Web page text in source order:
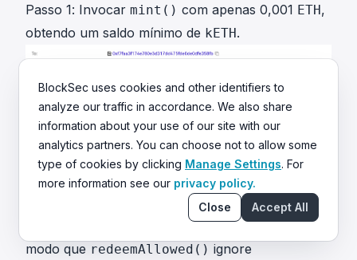
Passo 1: Invocar mint() com apenas 0,001 ETH,
obtendo um saldo mínimo de kETH.
exitMarket()para remover a
participação da conta no mercado kETH, de
modo que redeemAllowed() ignore
BlockSec uses cookies and other identifiers to
analyze our traffic in accordance. We also share
information about your use of our site with our
analytics partners. You can choose not to allow some
type of cookies by clicking Manage Settings. For
more information see our privacy policy.
Close
Accept All